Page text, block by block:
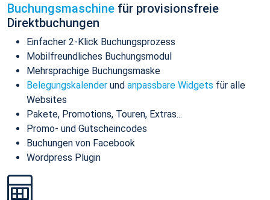
Buchungsmaschine für provisionsfreie
Direktbuchungen
Einfacher 2-Klick Buchungsprozess
Mobilfreundliches Buchungsmodul
Mehrsprachige Buchungsmaske
Belegungskalender und anpassbare Widgets für alle
Websites
Pakete, Promotions, Touren, Extras...
Promo- und Gutscheincodes
Buchungen von Facebook
Wordpress Plugin